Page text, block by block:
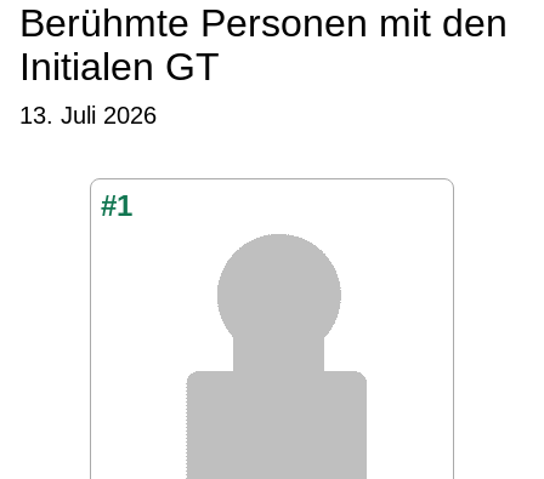
Berühmte Personen mit den
Initialen GT
13. Juli 2026
#1